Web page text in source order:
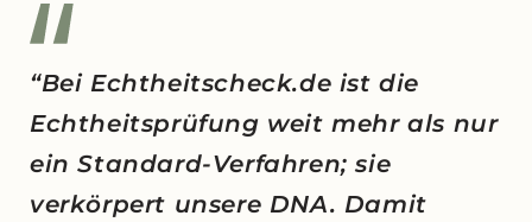
“Bei Echtheitscheck.de ist die
Echtheitsprüfung weit mehr als nur
ein Standard-Verfahren; sie
verkörpert unsere DNA. Damit